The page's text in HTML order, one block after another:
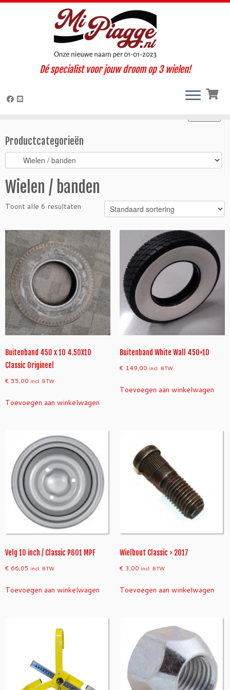
Dé specialist voor jouw droom op 3 wielen!
Onderdelen / accessoires » Ape MP » Wielen / banden
Zoeken
Productcategorieën
Wielen / banden
Toont alle 6 resultaten
Buitenband 450 x 10 4.50X10
Classic Origineel
€ 55,00 incl. BTW
Toevoegen aan winkelwagen
Buitenband White Wall 450×10
€ 149,00 incl. BTW
Toevoegen aan winkelwagen
Velg 10 inch / Classic P601 MPF
€ 66,05 incl. BTW
Toevoegen aan winkelwagen
Wielbout Classic > 2017
€ 3,00 incl. BTW
Toevoegen aan winkelwagen